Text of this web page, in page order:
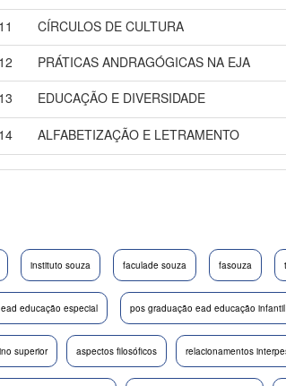
CÍRCULOS DE CULTURA
PRÁTICAS ANDRAGÓGICAS NA EJA
EDUCAÇÃO E DIVERSIDADE
ALFABETIZAÇÃO E LETRAMENTO
instituto souza faculade souza fasouza
educação especial pos graduação ead educação infantil
superior aspectos filosóficos relacionamentos